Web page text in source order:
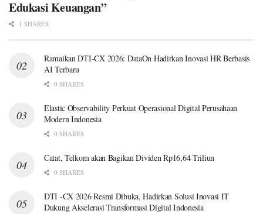
Edukasi Keuangan”
1 SHARES
Ramaikan DTI-CX 2026: DataOn Hadirkan Inovasi HR Berbasis
AI Terbaru
0 SHARES
Elastic Observability Perkuat Operasional Digital Perusahaan
Modern Indonesia
0 SHARES
Catat, Telkom akan Bagikan Dividen Rp16,64 Triliun
0 SHARES
DTI -CX 2026 Resmi Dibuka, Hadirkan Solusi Inovasi IT
Dukung Akselerasi Transformasi Digital Indonesia